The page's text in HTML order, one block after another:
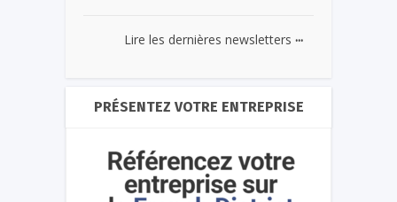
Lire les dernières newsletters ...
PRÉSENTEZ VOTRE ENTREPRISE